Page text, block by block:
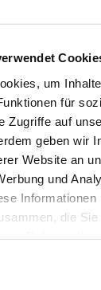
um
für
Zugriffe auf
geben wir
Website an
und
die